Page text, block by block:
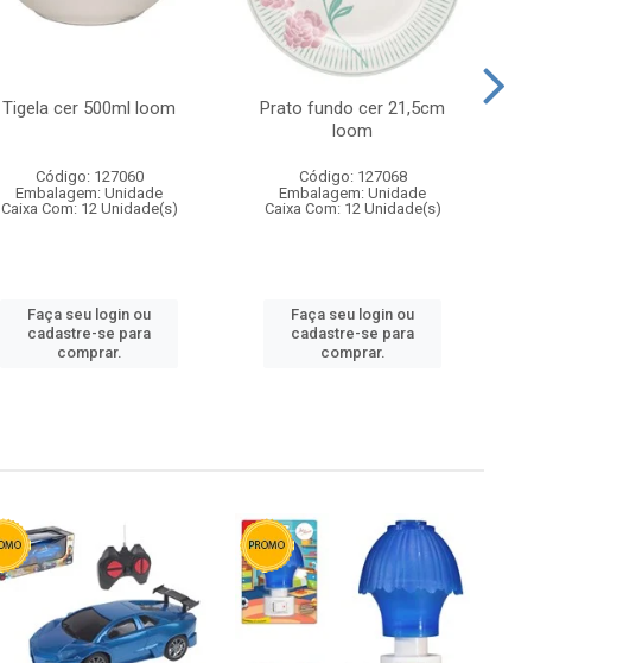
Tigela cer 500ml loom
Código: 127060
Embalagem: Unidade
Caixa Com: 12 Unidade(s)
Faça seu login ou
cadastre-se para
comprar.
Prato fundo cer 21,5cm
loom
Código: 127068
Embalagem: Unidade
Caixa Com: 12 Unidade(s)
Faça seu login ou
cadastre-se para
comprar.